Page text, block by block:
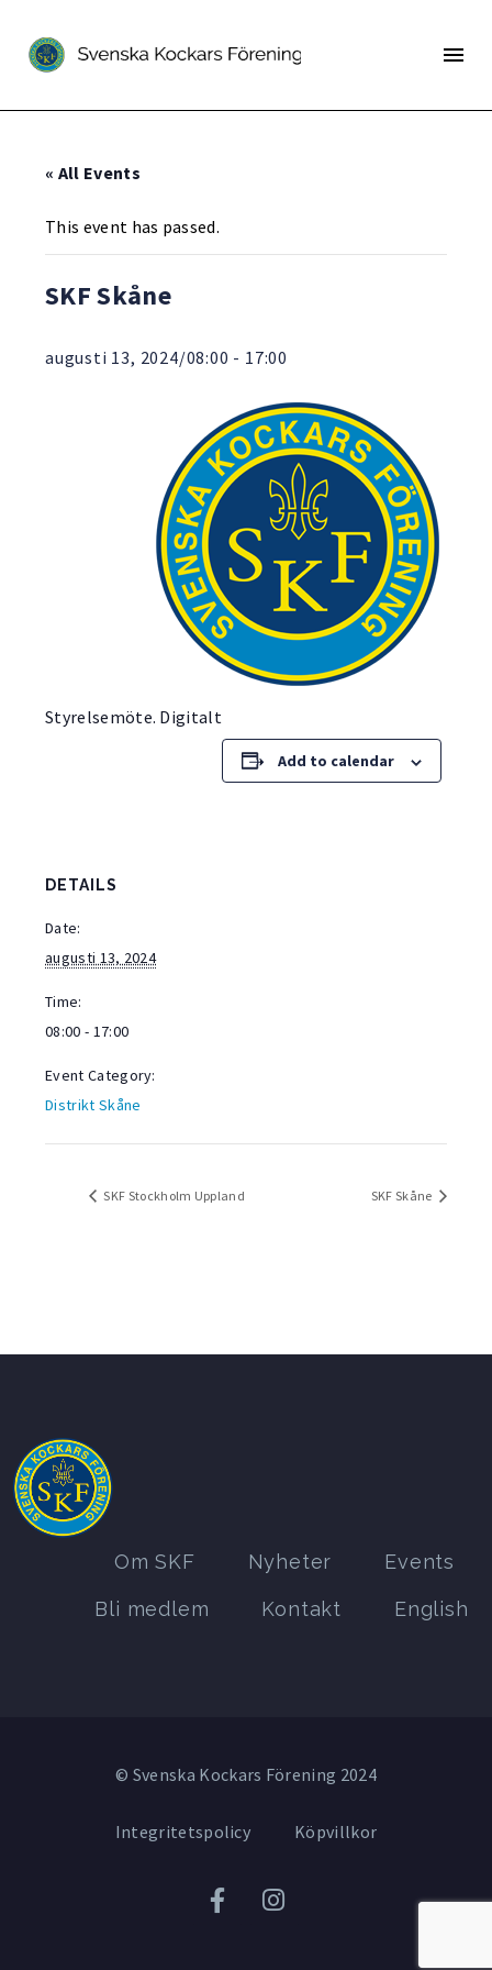
« All Events
This event has passed.
SKF Skåne
augusti 13, 2024/08:00 - 17:00
Styrelsemöte. Digitalt
Add to calendar
DETAILS
Date:
augusti 13, 2024
Time:
08:00 - 17:00
Event Category:
Distrikt Skåne
SKF Stockholm Uppland SKF Skåne
Om SKF Nyheter Events
Bli medlem Kontakt English
© Svenska Kockars Förening 2024
Integritetspolicy Köpvillkor